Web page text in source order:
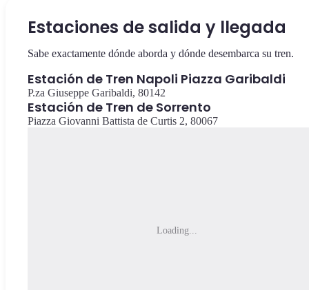
Estaciones de salida y llegada
Sabe exactamente dónde aborda y dónde desembarca su tren.
Estación de Tren Napoli Piazza Garibaldi
P.za Giuseppe Garibaldi, 80142
Estación de Tren de Sorrento
Piazza Giovanni Battista de Curtis 2, 80067
Loading...